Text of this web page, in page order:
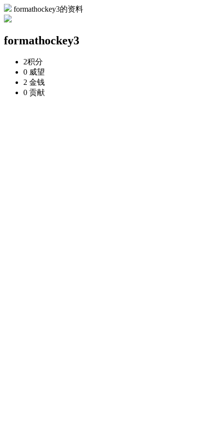
formathockey3的资料
formathockey3
2积分
0 威望
2 金钱
0 贡献